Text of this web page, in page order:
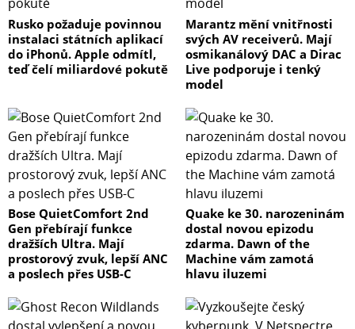
Rusko požaduje povinnou
instalaci státních aplikací
do iPhonů. Apple odmítl,
teď čelí miliardové pokutě
Marantz mění vnitřnosti
svých AV receiverů. Mají
osmikanálový DAC a Dirac
Live podporuje i tenký
model
Bose QuietComfort 2nd
Gen přebírají funkce
dražších Ultra. Mají
prostorový zvuk, lepší ANC
a poslech přes USB-C
Quake ke 30. narozeninám
dostal novou epizodu
zdarma. Dawn of the
Machine vám zamotá
hlavu iluzemi